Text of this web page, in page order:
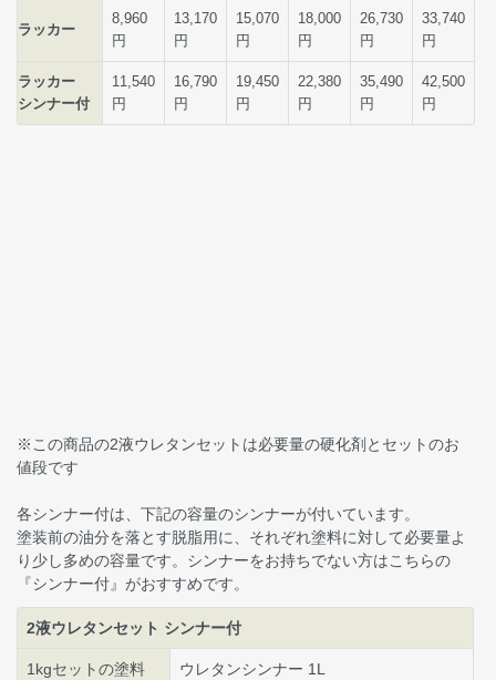
※この商品の2液ウレタンセットは必要量の硬化剤とセットのお
値段です
各シンナー付は、下記の容量のシンナーが付いています。
塗装前の油分を落とす脱脂用に、それぞれ塗料に対して必要量よ
り少し多めの容量です。シンナーをお持ちでない方はこちらの
『シンナー付』がおすすめです。
2液ウレタンセット シンナー付
1kgセットの塗料 ウレタンシンナー 1L